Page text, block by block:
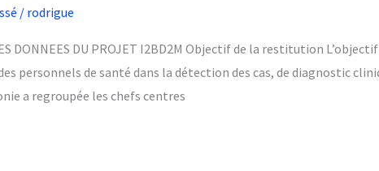
/ rodrigue
DONNEES DU PROJET I2BD2M Objectif de la restitution
personnels de santé dans la détection des cas, de diagnostic
a regroupée les chefs centres